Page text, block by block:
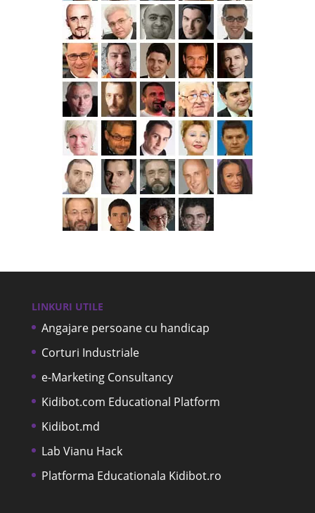
LINKURI UTILE
Angajare persoane cu handicap
Corturi Industriale
e-Marketing Consultancy
Kidibot.com Educational Platform
Kidibot.md
Lab Vianu Hack
Platforma Educationala Kidibot.ro